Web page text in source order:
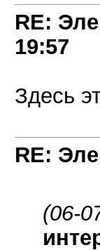
RE:
19:57
Здесь
RE:
(06-